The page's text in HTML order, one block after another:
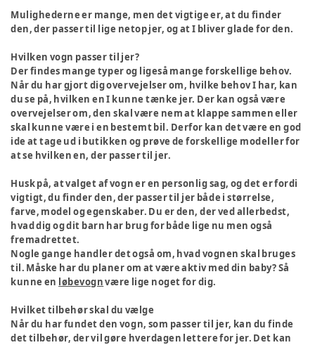
Mulighederne er mange, men det vigtige er, at du finder
den, der passer til lige netop jer, og at I bliver glade for den.
Hvilken vogn passer til jer?
Der findes mange typer og ligeså mange forskellige behov.
Når du har gjort dig overvejelser om, hvilke behov I har, kan
du se på, hvilken en I kunne tænke jer. Der kan også være
overvejelser om, den skal være nem at klappe sammen eller
skal kunne være i en bestemt bil. Derfor kan det være en god
ide at tage ud i butikken og prøve de forskellige modeller for
at se hvilken en, der passer til jer.
Husk på, at valget af vogn er en personlig sag, og det er fordi
vigtigt, du finder den, der passer til jer både i størrelse,
farve, model og egenskaber. Du er den, der ved allerbedst,
hvad dig og dit barn har brug for både lige nu men også
fremadrettet.
Nogle gange handler det også om, hvad vognen skal bruges
til. Måske har du planer om at være aktiv med din baby? Så
kunne en løbevognvære lige noget for dig.
Hvilket tilbehør skal du vælge
Når du har fundet den vogn, som passer til jer, kan du finde
det tilbehør, der vil gøre hverdagen lettere for jer. Det kan